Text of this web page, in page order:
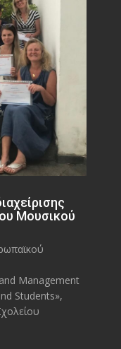
Μουσικού
and Management
Students»,